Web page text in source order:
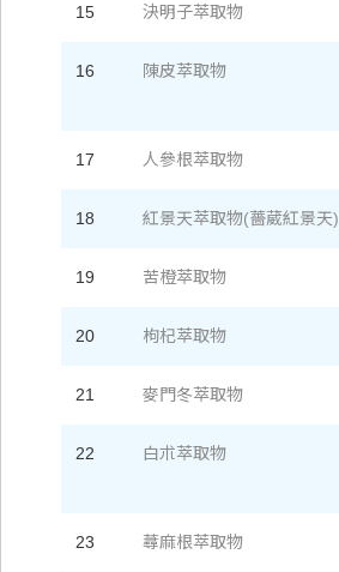
15 決明子萃取物
16 陳皮萃取物
17 人參根萃取物
18 紅景天萃取物(薔葳紅景天)
19 苦橙萃取物
20 枸杞萃取物
21 麥門冬萃取物
22 白朮萃取物
23 蕁麻根萃取物